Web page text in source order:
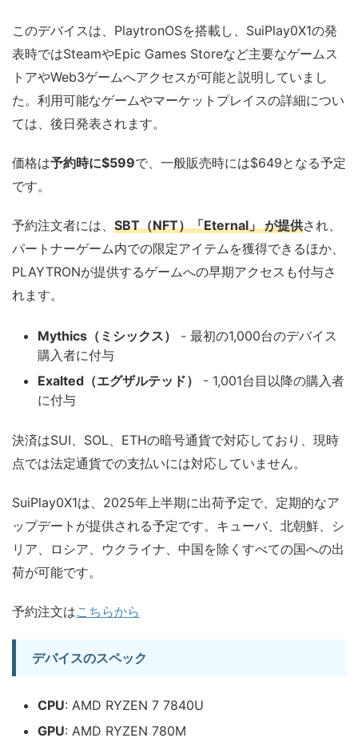
このデバイスは、PlaytronOSを搭載し、SuiPlay0X1の発
表時ではSteamやEpic Games Storeなど主要なゲームス
トアやWeb3ゲームへアクセスが可能と説明していまし
た。利用可能なゲームやマーケットプレイスの詳細につい
ては、後日発表されます。
価格は予約時に$599で、一般販売時には$649となる予定
です。
予約注文者には、 SBT（NFT）「Eternal」 が提供され、
パートナーゲーム内での限定アイテムを獲得できるほか、
PLAYTRONが提供するゲームへの早期アクセスも付与さ
れます。
Mythics（ミシックス）
- 最初の1,000台のデバイス
購入者に付与
Exalted（エグザルテッド）
- 1,001台目以降の購入者
に付与
決済はSUI、SOL、ETHの暗号通貨で対応しており、現時
点では法定通貨での支払いには対応していません。
SuiPlay0X1は、2025年上半期に出荷予定で、定期的なア
ップデートが提供される予定です。キューバ、北朝鮮、シ
リア、ロシア、ウクライナ、中国を除くすべての国への出
荷が可能です。
予約注文はこちらから
デバイスのスペック
CPU: AMD RYZEN 7 7840U
GPU: AMD RYZEN 780M